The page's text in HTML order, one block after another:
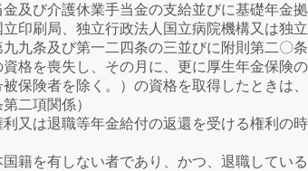
び介護休業手当金の支給並びに基礎年金
印刷局、独立行政法人国立病院機構又は独
九条及び第一二四条の三並びに附則第二〇条
を喪失し、その月に、更に厚生年金保険
保険者を除く。）の資格を取得したときは
二項関係）
は退職等年金給付の返還を受ける権利の
を有しない者であり、かつ、退職してい